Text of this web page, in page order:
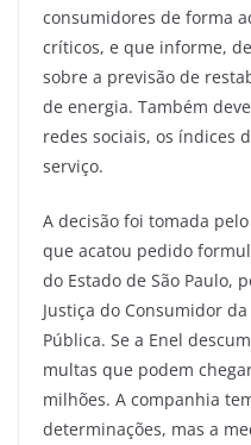
consumidores de forma
críticos, e que informe,
sobre a previsão de
de energia. Também
redes sociais, os índices
serviço.
A decisão foi tomada
que acatou pedido
do Estado de São Paulo,
Justiça do Consumidor
Pública. Se a Enel
multas que podem
milhões. A companhia
determinações, mas a